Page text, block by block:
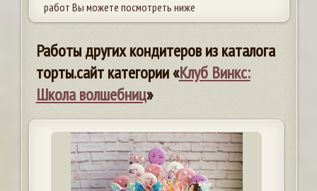
работ Вы можете посмотреть ниже
Работы других кондитеров из каталога
торты.сайт категории «Клуб Винкс:
Школа волшебниц»